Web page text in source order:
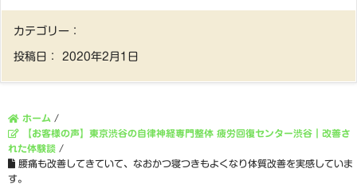
カテゴリー：
投稿日： 2020年2月1日
ホーム /
【お客様の声】東京渋谷の自律神経専門整体 疲労回復センター渋谷｜改善さ
れた体験談 /
腰痛も改善してきていて、なおかつ寝つきもよくなり体質改善を実感していま
す。